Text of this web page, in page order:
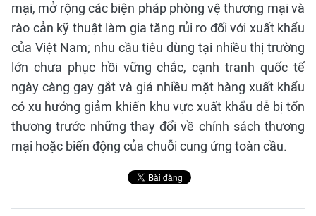
mại, mở rộng các biện pháp phòng vệ thương mại và
rào cản kỹ thuật làm gia tăng rủi ro đối với xuất khẩu
của Việt Nam; nhu cầu tiêu dùng tại nhiều thị trường
lớn chưa phục hồi vững chắc, cạnh tranh quốc tế
ngày càng gay gắt và giá nhiều mặt hàng xuất khẩu
có xu hướng giảm khiến khu vực xuất khẩu dễ bị tổn
thương trước những thay đổi về chính sách thương
mại hoặc biến động của chuỗi cung ứng toàn cầu.